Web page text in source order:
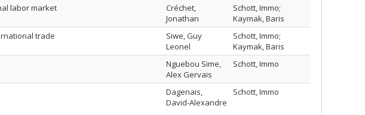
labor market
Créchet,
Jonathan
Schott, Immo;
Kaymak, Baris
trade
Siwe, Guy
Leonel
Schott, Immo;
Kaymak, Baris
Nguebou Sime,
Alex Gervais
Schott, Immo
Dagenais,
David-Alexandre
Schott, Immo